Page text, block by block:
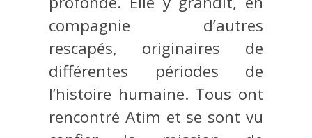
compagnie d’autres
rescapés, originaires de
différentes périodes de
l’histoire humaine. Tous ont
rencontré Atim et se sont vu